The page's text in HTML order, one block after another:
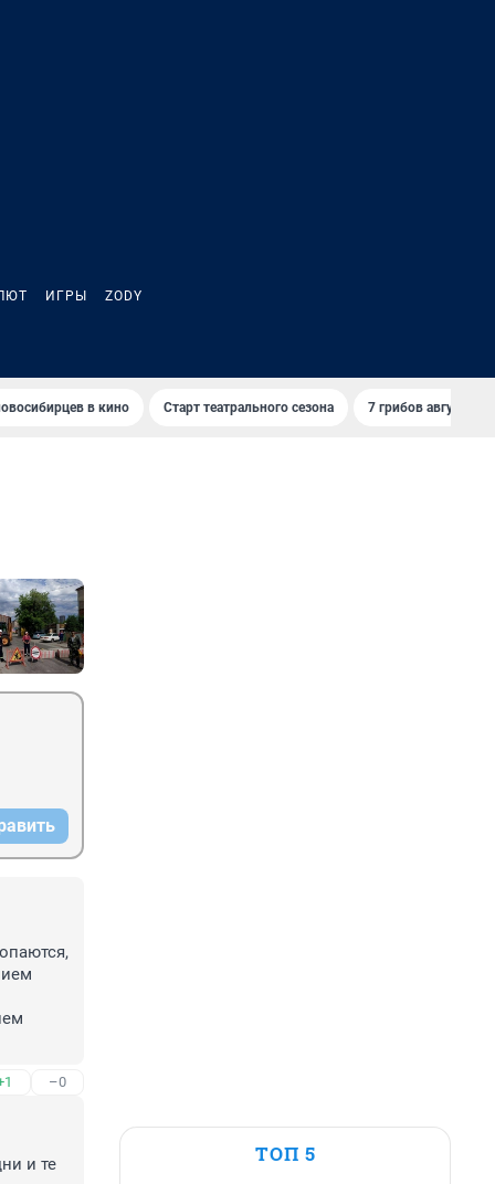
ИГРЫ ZODY
в кино Старт театрального сезона 7 грибов августа
–0
и те
ТОП 5